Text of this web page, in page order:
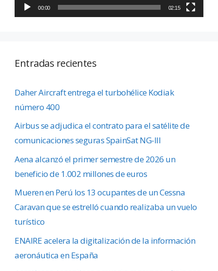
00:00 02:15
Entradas recientes
Daher Aircraft entrega el turbohélice Kodiak
número 400
Airbus se adjudica el contrato para el satélite de
comunicaciones seguras SpainSat NG-III
Aena alcanzó el primer semestre de 2026 un
beneficio de 1.002 millones de euros
Mueren en Perú los 13 ocupantes de un Cessna
Caravan que se estrelló cuando realizaba un vuelo
turístico
ENAIRE acelera la digitalización de la información
aeronáutica en España